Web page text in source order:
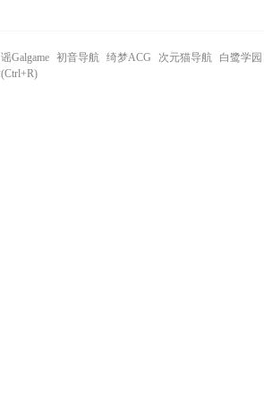
谣Galgame 初音导航 绮梦ACG 次元猫导航
白鹭学园